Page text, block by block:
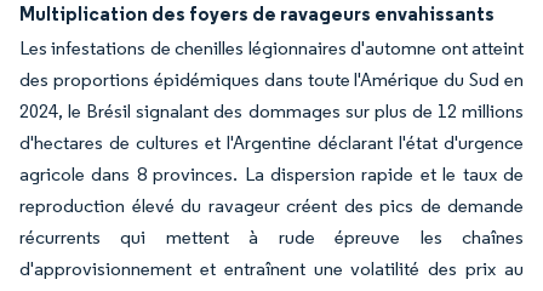
Multiplication des foyers de ravageurs envahissants
Les infestations de chenilles légionnaires d'automne ont atteint
des proportions épidémiques dans toute l'Amérique du Sud en
2024, le Brésil signalant des dommages sur plus de 12 millions
d'hectares de cultures et l'Argentine déclarant l'état d'urgence
agricole dans 8 provinces. La dispersion rapide et le taux de
reproduction élevé du ravageur créent des pics de demande
récurrents qui mettent à rude épreuve les chaînes
d'approvisionnement et entraînent une volatilité des prix au